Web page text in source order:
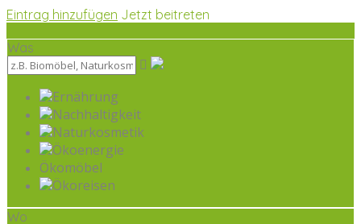
Eintrag hinzufügen Jetzt beitreten
Was
Ernährung
Nachhaltigkeit
Naturkosmetik
Ökoenergie
Ökomöbel
Ökoreisen
Wo